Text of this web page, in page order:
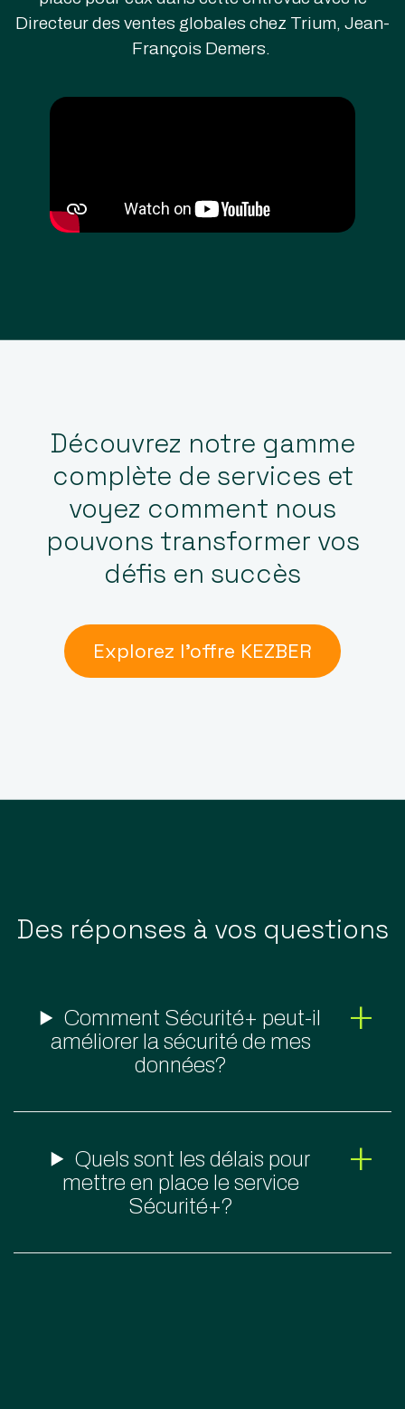
Directeur des ventes globales chez Trium, Jean-
François Demers.
Découvrez notre gamme
complète de services et
voyez comment nous
pouvons transformer vos
défis en succès
Explorez l’offre KEZBER
Des réponses à vos questions
Comment Sécurité+ peut-il
améliorer la sécurité de mes
données?
Quels sont les délais pour
mettre en place le service
Sécurité+?